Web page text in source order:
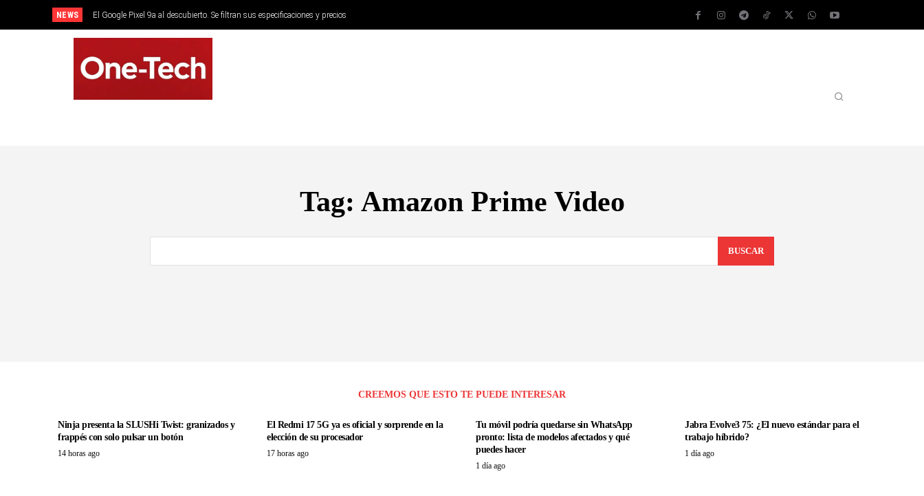
NEWS El Google Pixel 9a al descubierto. Se filtran sus especificaciones y precios
Tag: Amazon Prime Video
BUSCAR
CREEMOS QUE ESTO TE PUEDE INTERESAR
Ninja presenta la SLUSHi Twist: granizados y
frappés con solo pulsar un botón
14 horas ago
El Redmi 17 5G ya es oficial y sorprende en la
elección de su procesador
17 horas ago
Tu móvil podría quedarse sin WhatsApp
pronto: lista de modelos afectados y qué
puedes hacer
1 día ago
Jabra Evolve3 75: ¿El nuevo estándar para el
trabajo híbrido?
1 día ago